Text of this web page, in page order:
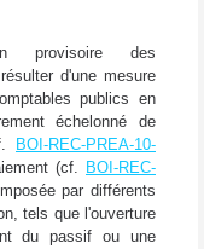
provisoire des
d'une mesure
publics en
échelonné de
BOI-REC-PREA-10-
(cf. BOI-REC-
par différents
tels que l'ouverture
du passif ou une